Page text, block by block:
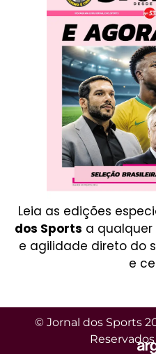
Leia as edições
dos Sports a
e agilidade direto do
e
© Jornal dos Sports